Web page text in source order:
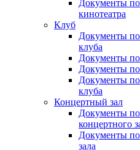
Документы по
кинотеатра
Клуб
Документы по
клуба
Документы по
Документы
Документы по
клуба
Концертный зал
Документы по
концертного
Документы по
зала